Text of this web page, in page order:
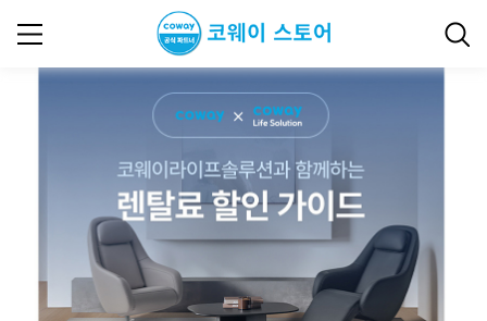
코웨이 라이프솔루션